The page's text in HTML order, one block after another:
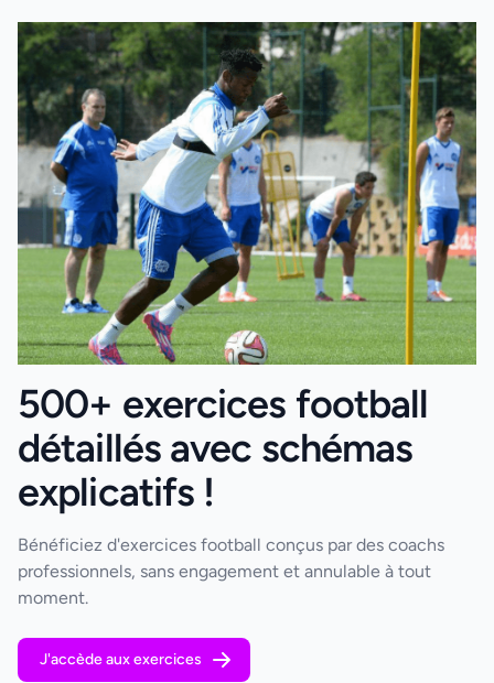
500+ exercices football
détaillés avec schémas
explicatifs !
Bénéficiez d'exercices football conçus par des coachs
professionnels, sans engagement et annulable à tout
moment.
J'accède aux exercices